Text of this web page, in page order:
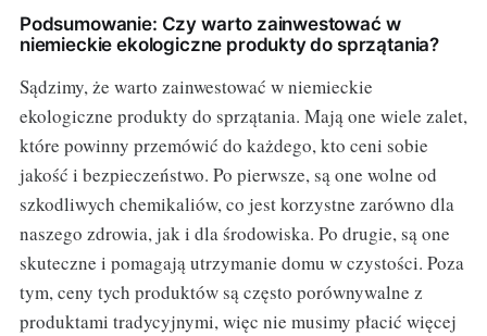
Podsumowanie: Czy warto zainwestować w
niemieckie ekologiczne produkty do sprzątania?
Sądzimy, że warto zainwestować w niemieckie
ekologiczne produkty do sprzątania. Mają one wiele zalet,
które powinny przemówić do każdego, kto ceni sobie
jakość i bezpieczeństwo. Po pierwsze, są one wolne od
szkodliwych chemikaliów, co jest korzystne zarówno dla
naszego zdrowia, jak i dla środowiska. Po drugie, są one
skuteczne i pomagają utrzymanie domu w czystości. Poza
tym, ceny tych produktów są często porównywalne z
produktami tradycyjnymi, więc nie musimy płacić więcej